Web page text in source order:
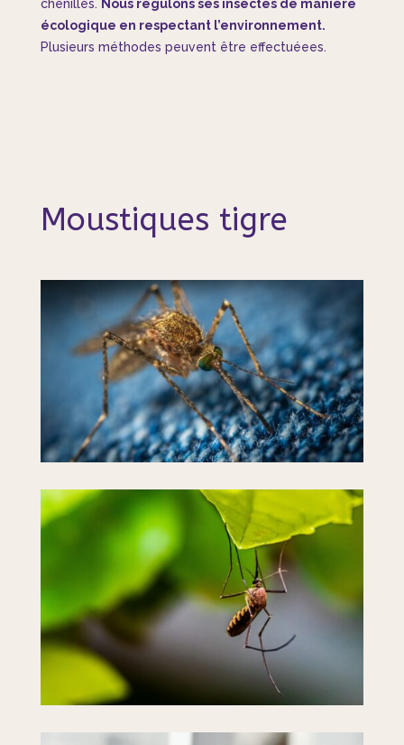
chenilles. Nous régulons ses insectes de manière
écologique en respectant l’environnement.
Plusieurs méthodes peuvent être effectuéees.
Moustiques tigre